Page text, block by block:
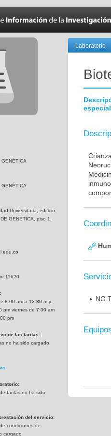
GENÉTICA
GENÉTICA
Universitaria, edificio
GENETICA, piso 1,
8:00 am a 12:30 m y
pm viernes de 7:00 am
pm
de las tarifas:
no ha sido cargado
tarifas no ha sido
del servicio:
condiciones de
cargado
Laboratorio
NO